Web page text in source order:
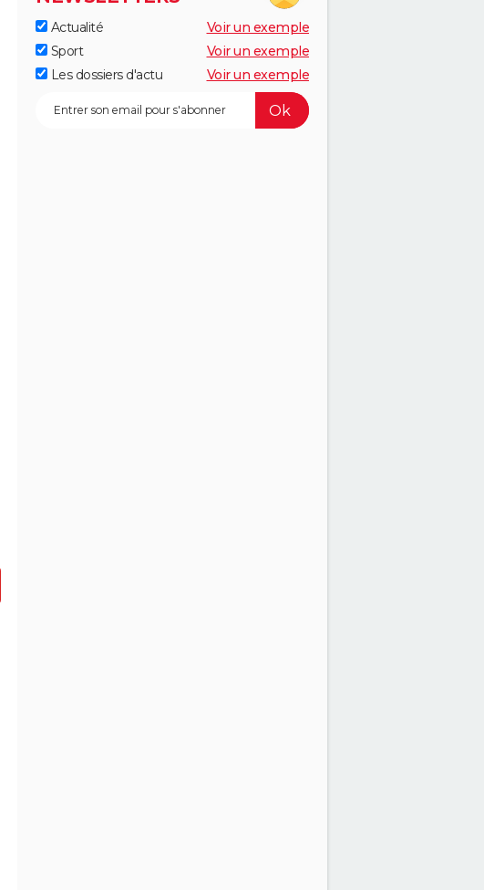
Actualité
Voir un exemple
Sport
Voir un exemple
Les dossiers d'actu
Voir un exemple